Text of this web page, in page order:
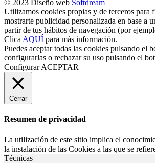
© 2023 Diseño web Softdream
Utilizamos cookies propias y de terceros para
mostrarte publicidad personalizada en base a
partir de tus hábitos de navegación (por
Clica AQUÍ para más información.
Puedes aceptar todas las cookies pulsando el
configurarlas o rechazar su uso pulsando el
Configurar ACEPTAR
Cerrar
Resumen de privacidad
La utilización de este sitio implica el
la instalación de las Cookies a las que se
Técnicas